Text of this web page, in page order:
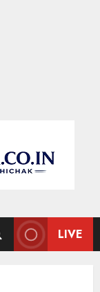
LIVE